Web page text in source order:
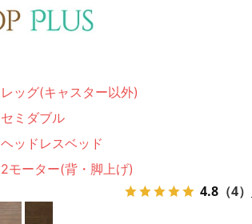
レッグ(キャスター以外)
セミダブル
ヘッドレスベッド
2モーター(背・脚上げ)
4.8 （4）